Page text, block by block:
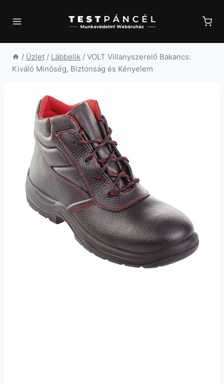
/ Üzlet / Lábbelik / VOLT Villanyszerelő Bakancs:
Kiváló Minőség, Biztonság és Kényelem